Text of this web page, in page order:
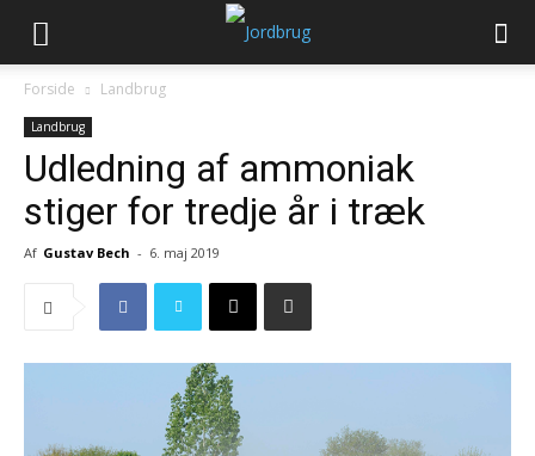
Forside Landbrug
Landbrug
Udledning af ammoniak
stiger for tredje år i træk
Af Gustav Bech - 6. maj 2019